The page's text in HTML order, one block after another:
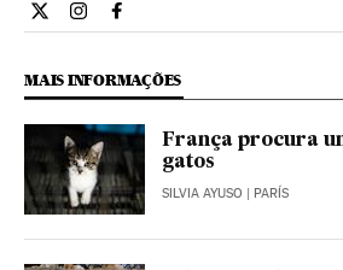
Estilo El País Brasil en Twitter
Estilo El País Brasil en Instagram
Estilo El País Brasil en
MAIS INFORMAÇÕES
França procura
gatos
SILVIA AYUSO | PARÍS